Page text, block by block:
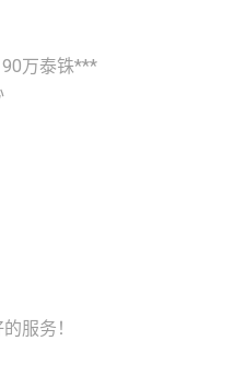
万泰铢***
服务！